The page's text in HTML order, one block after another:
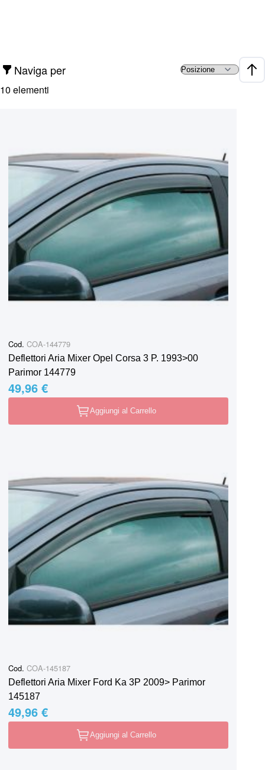
Naviga per
10 elementi
Cod. COA-144779
Deflettori Aria Mixer Opel Corsa 3 P. 1993>00
Parimor 144779
49,96 €
Aggiungi al Carrello
Cod. COA-145187
Deflettori Aria Mixer Ford Ka 3P 2009> Parimor
145187
49,96 €
Aggiungi al Carrello